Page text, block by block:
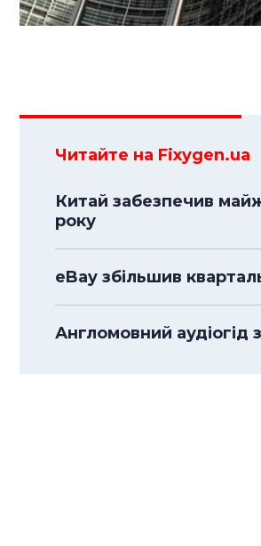
Читайте на Fixygen.ua
Китай забезпечив
року
eBay збільшив
Англомовний аудіогід